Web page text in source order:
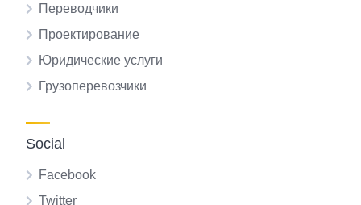
Переводчики
Проектирование
Юридические услуги
Грузоперевозчики
Social
Facebook
Twitter